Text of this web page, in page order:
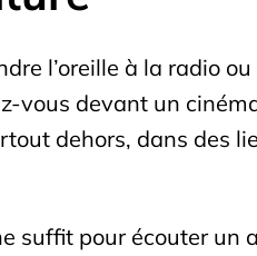
l’oreille à la radio ou
vous devant un
dehors, dans des
suffit pour écouter un